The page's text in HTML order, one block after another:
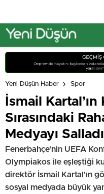
Yeni Düşün Haber Spor
İsmail
Sırasındaki
Medyayı
Fenerbahçe'nin UEFA
Olympiakos ile eşleştiği
direktör İsmail Kartal'ın
sosyal medyada büyük